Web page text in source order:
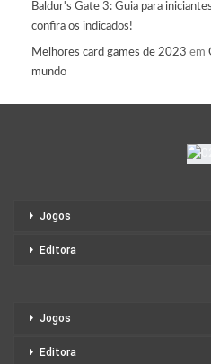
Baldur's Gate 3: Guia para iniciantes
confira os indicados!
Melhores card games de 2023 em
mundo
Jogos
Editora
Jogos
Editora